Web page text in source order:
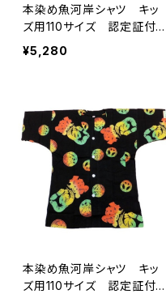
本染め魚河岸シャツ キッ
ズ用110サイズ 認定証付
き 木綿晒 平和柄 黒×
ピンク水色グラデーション
ク 職人の仕立てシャツ
てぬぐいシャツ 濱いちシャ
ツ 焼津 浜通り 港町
¥5,280
本染め魚河岸シャツ キッ
ズ用110サイズ 認定証付